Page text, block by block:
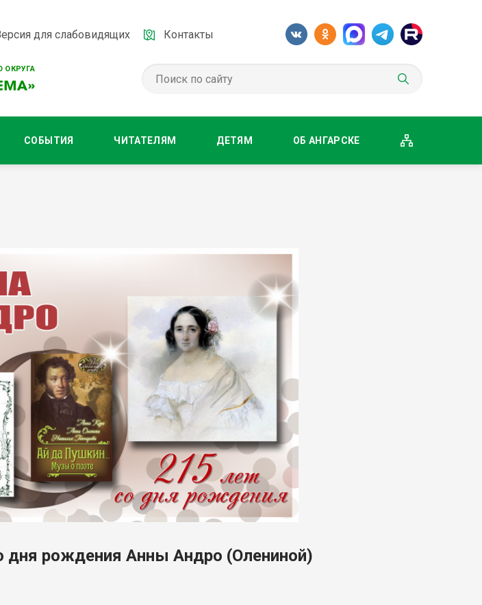
ОКРУГА
для слабовидящих Контакты
СОБЫТИЯ ЧИТАТЕЛЯМ ДЕТЯМ ОБ АНГАРСКЕ
дня рождения Анны Андро (Олениной)